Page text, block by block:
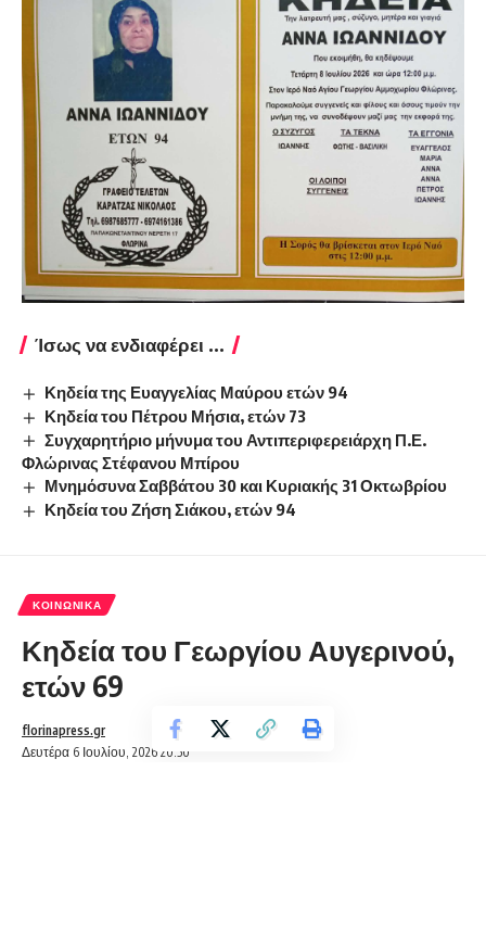
Ίσως να ενδιαφέρει ...
Κηδεία της Ευαγγελίας Μαύρου ετών 94
Κηδεία του Πέτρου Μήσια, ετών 73
Συγχαρητήριο μήνυμα του Αντιπεριφερειάρχη Π.Ε.
Φλώρινας Στέφανου Μπίρου
Μνημόσυνα Σαββάτου 30 και Κυριακής 31 Οκτωβρίου
Κηδεία του Ζήση Σιάκου, ετών 94
ΚΟΙΝΩΝΙΚΆ
Κηδεία του Γεωργίου Αυγερινού,
ετών 69
Δευτέρα 6 Ιουλίου, 2026 20:50
florinapress.gr